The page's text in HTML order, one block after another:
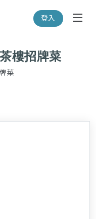
登入
樓招牌菜
菜